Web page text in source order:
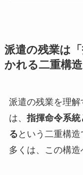
派遣の残業は
かれる二重構造
派遣の残業を理
は、 指揮命令系
る という二重構
多くは、この構造